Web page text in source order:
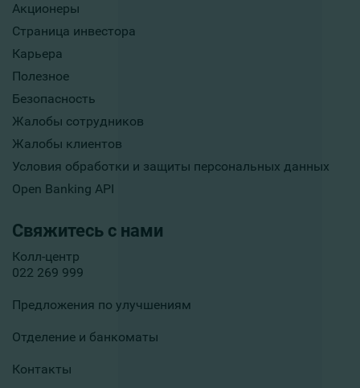
Акционеры
Страница инвестора
Карьера
Полезное
Безопасность
Жалобы сотрудников
Жалобы клиентов
Условия обработки и защиты персональных данных
Open Banking API
Свяжитесь с нами
Колл-центр
022 269 999
Предложения по улучшениям
Отделение и банкоматы
Контакты